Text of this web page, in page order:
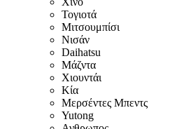
Τογιοτά
Μιτσουμπίσι
Νισάν
Daihatsu
Μάζντα
Χιουντάι
Κία
Μερσέντες Μπεντς
Yutong